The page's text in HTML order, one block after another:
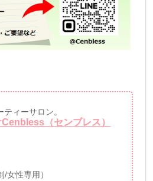
ィーサロン。
（センブレス）
/女性専用）